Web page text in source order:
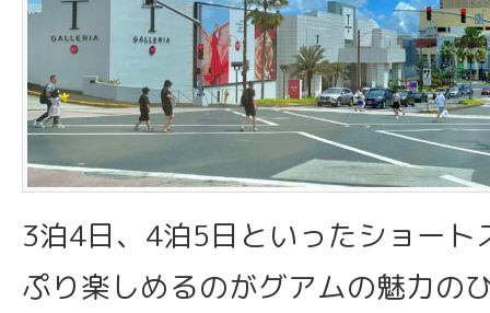
3泊4日、4泊5日といったショート
ぷり楽しめるのがグアムの魅力の